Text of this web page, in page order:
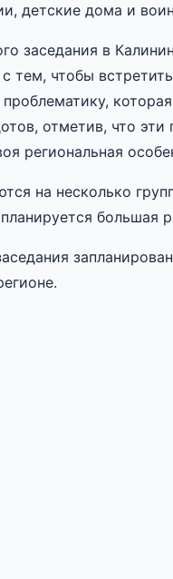
детские дома и
заседания в
тем, чтобы
отметив, что
региональная
на несколько
большая